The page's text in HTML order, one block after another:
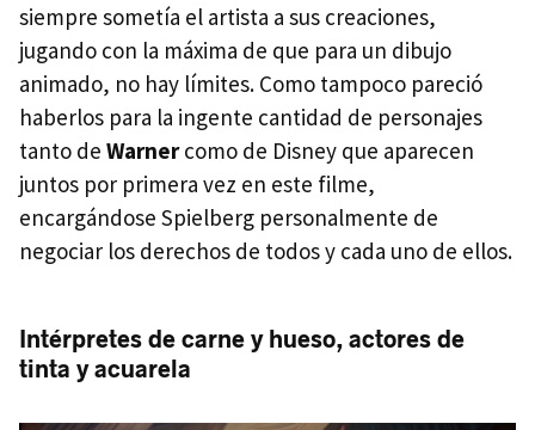
siempre sometía el artista a sus creaciones,
jugando con la máxima de que para un dibujo
animado, no hay límites. Como tampoco pareció
haberlos para la ingente cantidad de personajes
tanto de Warnercomo de Disney que aparecen
juntos por primera vez en este filme,
encargándose Spielberg personalmente de
negociar los derechos de todos y cada uno de ellos.
Intérpretes de carne y hueso, actores de
tinta y acuarela